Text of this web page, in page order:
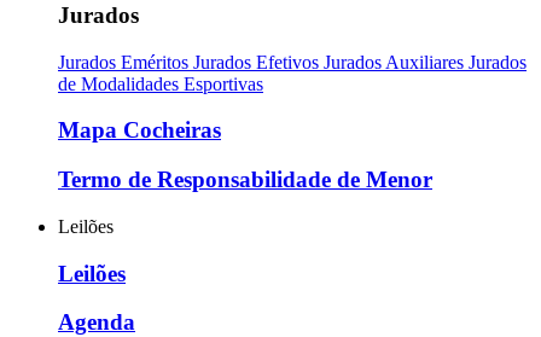
Jurados
Jurados Eméritos Jurados Efetivos Jurados Auxiliares Jurados
de Modalidades Esportivas
Mapa Cocheiras
Termo de Responsabilidade de Menor
Leilões
Leilões
Agenda